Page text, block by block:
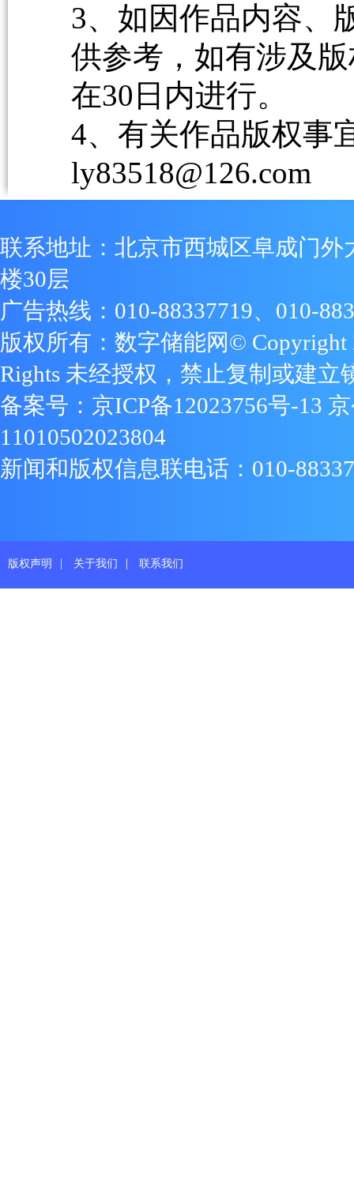
3、如因作品内容、
供参考，如有涉及
在30日内进行。
4、有关作品版权事
ly83518@126.com
联系地址：北京市西城区阜成门外
楼30层
广告热线：010-88337719、010-
版权所有：数字储能网© Copyright
Rights 未经授权，禁止复制或建立
备案号： 京ICP备12023756号-13
11010502023804
新闻和版权信息联电话：010-
版权声明 | 关于我们 | 联系我们